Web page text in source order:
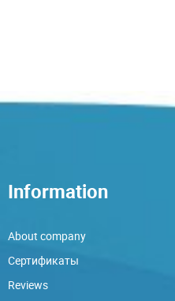
Information
About company
Сертификаты
Reviews